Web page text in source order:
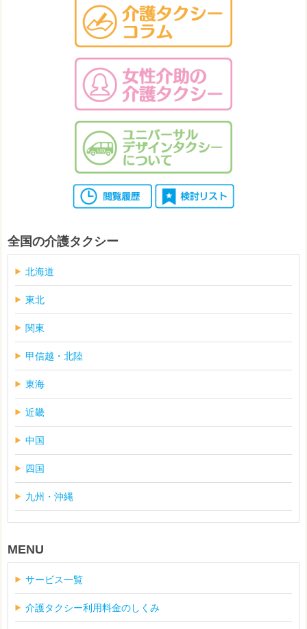
全国の介護タクシー
北海道
東北
関東
甲信越・北陸
東海
近畿
中国
四国
九州・沖縄
MENU
サービス一覧
介護タクシー利用料金のしくみ